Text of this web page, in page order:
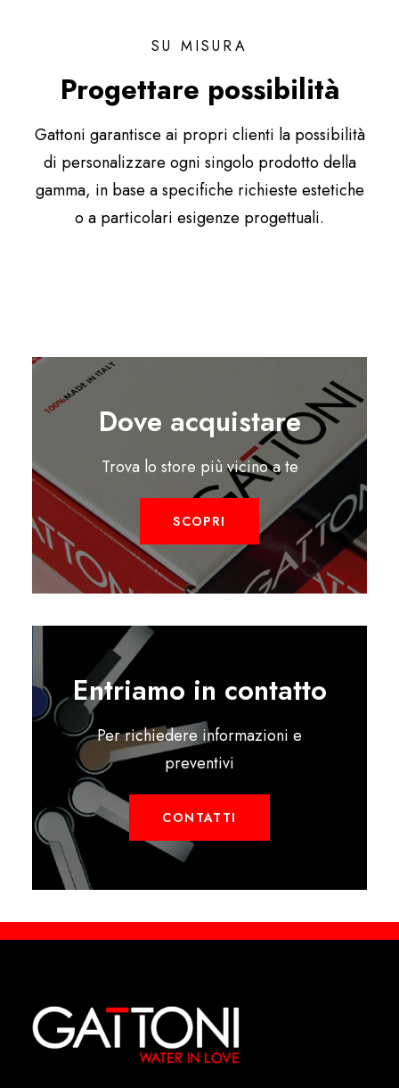
SU MISURA
Progettare possibilità
Gattoni garantisce ai propri clienti la possibilità
di personalizzare ogni singolo prodotto della
gamma, in base a specifiche richieste estetiche
o a particolari esigenze progettuali.
Dove acquistare
Trova lo store più vicino a te
SCOPRI
Entriamo in contatto
Per richiedere informazioni e
preventivi
CONTATTI